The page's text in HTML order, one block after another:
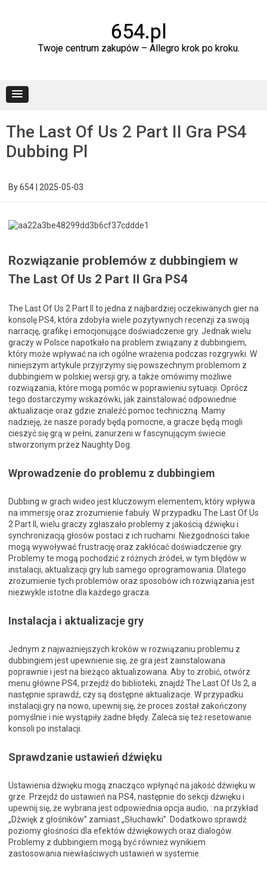
654.pl
Twoje centrum zakupów – Allegro krok po kroku.
The Last Of Us 2 Part II Gra PS4
Dubbing Pl
By654 2025-05-03
Rozwiązanie problemów z dubbingiem w
The Last Of Us 2 Part II Gra PS4
The Last Of Us 2 Part II to jedna z najbardziej oczekiwanych gier na
konsolę PS4, która zdobyła wiele pozytywnych recenzji za swoją
narrację, grafikę i emocjonujące doświadczenie gry. Jednak wielu
graczy w Polsce napotkało na problem związany z dubbingiem,
który może wpływać na ich ogólne wrażenia podczas rozgrywki. W
niniejszym artykule przyjrzymy się powszechnym problemom z
dubbingiem w polskiej wersji gry, a także omówimy możliwe
rozwiązania, które mogą pomóc w poprawieniu sytuacji. Oprócz
tego dostarczymy wskazówki, jak zainstalować odpowiednie
aktualizacje oraz gdzie znaleźć pomoc techniczną. Mamy
nadzieję, że nasze porady będą pomocne, a gracze będą mogli
cieszyć się grą w pełni, zanurzeni w fascynującym świecie
stworzonym przez Naughty Dog.
Wprowadzenie do problemu z dubbingiem
Dubbing w grach wideo jest kluczowym elementem, który wpływa
na immersję oraz zrozumienie fabuły. W przypadku The Last Of Us
2 Part II, wielu graczy zgłaszało problemy z jakością dźwięku i
synchronizacją głosów postaci z ich ruchami. Niezgodności takie
mogą wywoływać frustrację oraz zakłócać doświadczenie gry.
Problemy te mogą pochodzić z różnych źródeł, w tym błędów w
instalacji, aktualizacji gry lub samego oprogramowania. Dlatego
zrozumienie tych problemów oraz sposobów ich rozwiązania jest
niezwykle istotne dla każdego gracza.
Instalacja i aktualizacje gry
Jednym z najważniejszych kroków w rozwiązaniu problemu z
dubbingiem jest upewnienie się, że gra jest zainstalowana
poprawnie i jest na bieżąco aktualizowana. Aby to zrobić, otwórz
menu główne PS4, przejdź do biblioteki, znajdź The Last Of Us 2, a
następnie sprawdź, czy są dostępne aktualizacje. W przypadku
instalacji gry na nowo, upewnij się, że proces został zakończony
pomyślnie i nie wystąpiły żadne błędy. Zaleca się też resetowanie
konsoli po instalacji.
Sprawdzanie ustawień dźwięku
Ustawienia dźwięku mogą znacząco wpłynąć na jakość dźwięku w
grze. Przejdź do ustawień na PS4, następnie do sekcji dźwięku i
upewnij się, że wybrana jest odpowiednia opcja audio, : na przykład
„Dźwięk z głośników” zamiast „Słuchawki”. Dodatkowo sprawdź
poziomy głośności dla efektów dźwiękowych oraz dialogów.
Problemy z dubbingiem mogą być również wynikiem
zastosowania niewłaściwych ustawień w systemie.